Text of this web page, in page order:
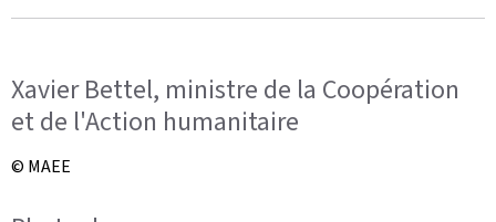
Xavier Bettel, ministre de la Coopération
et de l'Action humanitaire
© MAEE